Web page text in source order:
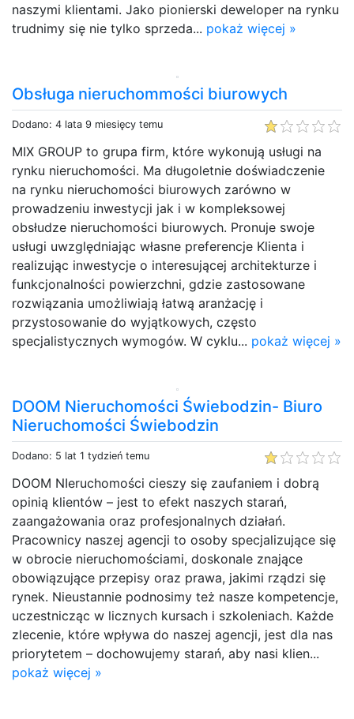
naszymi klientami. Jako pionierski deweloper na rynku
trudnimy się nie tylko sprzeda... pokaż więcej »
Obsługa nieruchommości biurowych
Dodano: 4 lata 9 miesięcy temu
MIX GROUP to grupa firm, które wykonują usługi na
rynku nieruchomości. Ma długoletnie doświadczenie
na rynku nieruchomości biurowych zarówno w
prowadzeniu inwestycji jak i w kompleksowej
obsłudze nieruchomości biurowych. Pronuje swoje
usługi uwzględniając własne preferencje Klienta i
realizując inwestycje o interesującej architekturze i
funkcjonalności powierzchni, gdzie zastosowane
rozwiązania umożliwiają łatwą aranżację i
przystosowanie do wyjątkowych, często
specjalistycznych wymogów. W cyklu... pokaż więcej »
DOOM Nieruchomości Świebodzin- Biuro
Nieruchomości Świebodzin
Dodano: 5 lat 1 tydzień temu
DOOM NIeruchomości cieszy się zaufaniem i dobrą
opinią klientów – jest to efekt naszych starań,
zaangażowania oraz profesjonalnych działań.
Pracownicy naszej agencji to osoby specjalizujące się
w obrocie nieruchomościami, doskonale znające
obowiązujące przepisy oraz prawa, jakimi rządzi się
rynek. Nieustannie podnosimy też nasze kompetencje,
uczestnicząc w licznych kursach i szkoleniach. Każde
zlecenie, które wpływa do naszej agencji, jest dla nas
priorytetem – dochowujemy starań, aby nasi klien...
pokaż więcej »